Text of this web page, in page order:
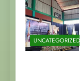
UNCATEGORIZED